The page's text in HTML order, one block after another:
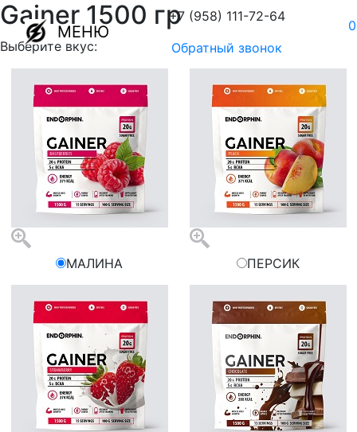
МЕНЮ
+7 (958) 111-72-64
Обратный звонок
0
Gainer 1500 гр
Выберите вкус:
МАЛИНА ПЕРСИК